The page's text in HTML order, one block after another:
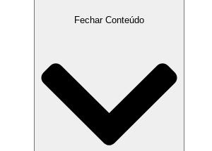
Fechar Conteúdo